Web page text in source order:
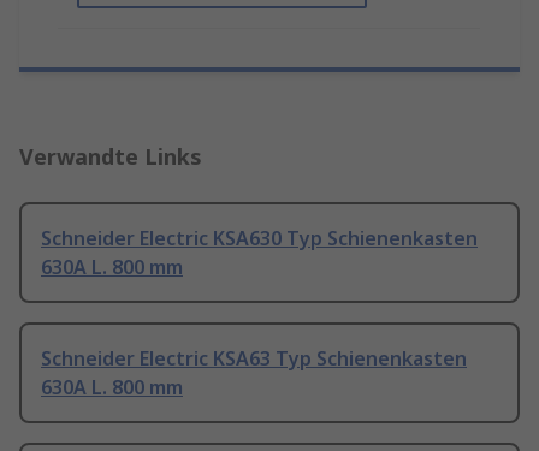
Verwandte Links
Schneider Electric KSA630 Typ Schienenkasten
630A L. 800 mm
Schneider Electric KSA63 Typ Schienenkasten
630A L. 800 mm